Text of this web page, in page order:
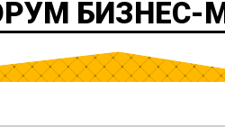
БИЗНЕС-